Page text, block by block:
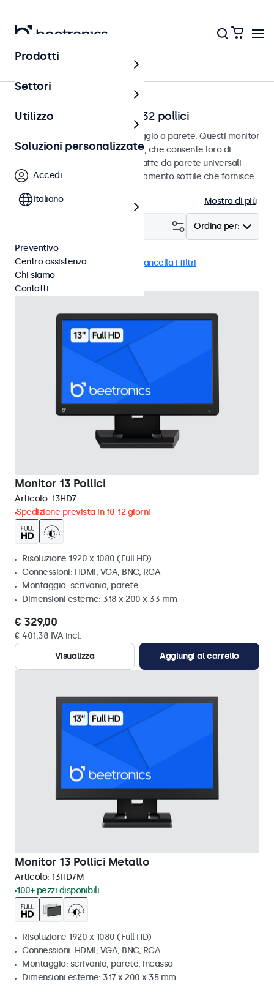
Home
Monitor a parete da 7 a 32 pollici
Monitor progettati per il montaggio a parete. Questi monitor
sono dotati di connessione VESA, che consente loro di
essere facilmente montati su staffe da parete universali
VESA. I monitor hanno un alloggiamento sottile che fornisce
Mostra di più
Ordina per:
Filtro (2)
Parete Monitor 13 pollici Cancella i filtri
Monitor 13 Pollici
Articolo: 13HD7
Spedizione prevista in 10-12 giorni
Risoluzione 1920 x 1080 (Full HD)
Connessioni: HDMI, VGA, BNC, RCA
Montaggio: scrivania, parete
Dimensioni esterne: 318 x 200 x 33 mm
€ 329,00
€ 401,38 IVA incl.
Visualizza
Aggiungi al carrello
Monitor 13 Pollici Metallo
Articolo: 13HD7M
100+ pezzi disponibili
Risoluzione 1920 x 1080 (Full HD)
Connessioni: HDMI, VGA, BNC, RCA
Montaggio: scrivania, parete, incasso
Dimensioni esterne: 317 x 200 x 35 mm
Prodotti
Settori
Utilizzo
Soluzioni personalizzate
Accedi
Italiano
Preventivo
Centro assistenza
Chi siamo
Contatti